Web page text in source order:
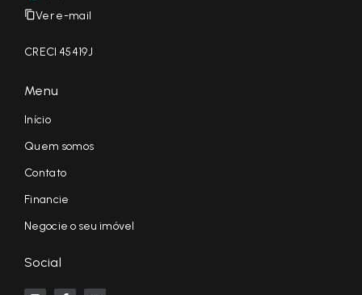
Ver e-mail
CRECI 45419J
Menu
Início
Quem somos
Contato
Financie
Negocie o seu imóvel
Social